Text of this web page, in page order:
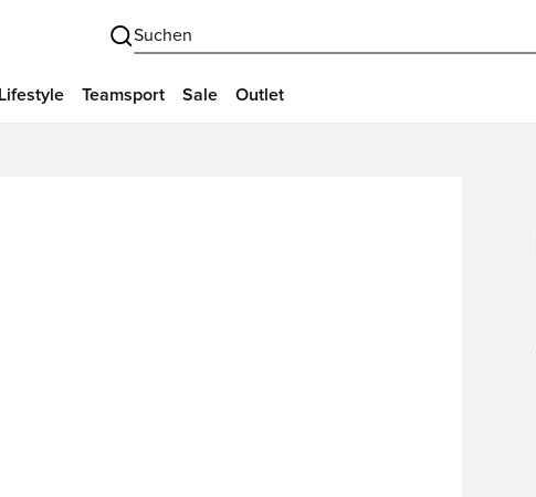
Suchen
Lifestyle Teamsport Sale Outlet